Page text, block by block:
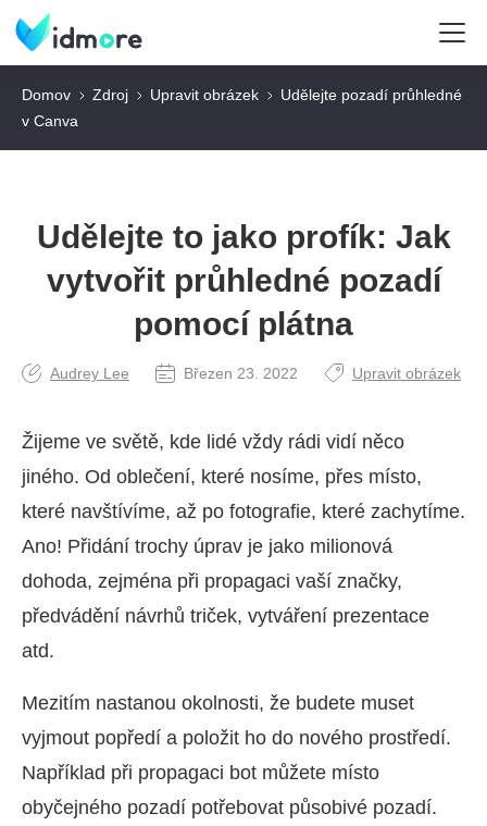
Domov Zdroj Upravit obrázek
Udělejte pozadí průhledné
v Canva
Udělejte to jako profík: Jak
vytvořit průhledné pozadí
pomocí plátna
Audrey Lee Březen 23. 2022 Upravit obrázek
Žijeme ve světě, kde lidé vždy rádi vidí něco
jiného. Od oblečení, které nosíme, přes místo,
které navštívíme, až po fotografie, které zachytíme.
Ano! Přidání trochy úprav je jako milionová
dohoda, zejména při propagaci vaší značky,
předvádění návrhů triček, vytváření prezentace
atd.
Mezitím nastanou okolnosti, že budete muset
vyjmout popředí a položit ho do nového prostředí.
Například při propagaci bot můžete místo
obyčejného pozadí potřebovat působivé pozadí.